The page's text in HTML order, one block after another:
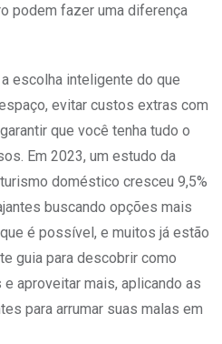
podem fazer uma diferença
escolha inteligente do que
evitar custos extras com
que você tenha tudo o
Em 2023, um estudo da
doméstico cresceu 9,5%
buscando opções mais
é possível, e muitos já estão
guia para descobrir como
aproveitar mais, aplicando as
para arrumar suas malas em